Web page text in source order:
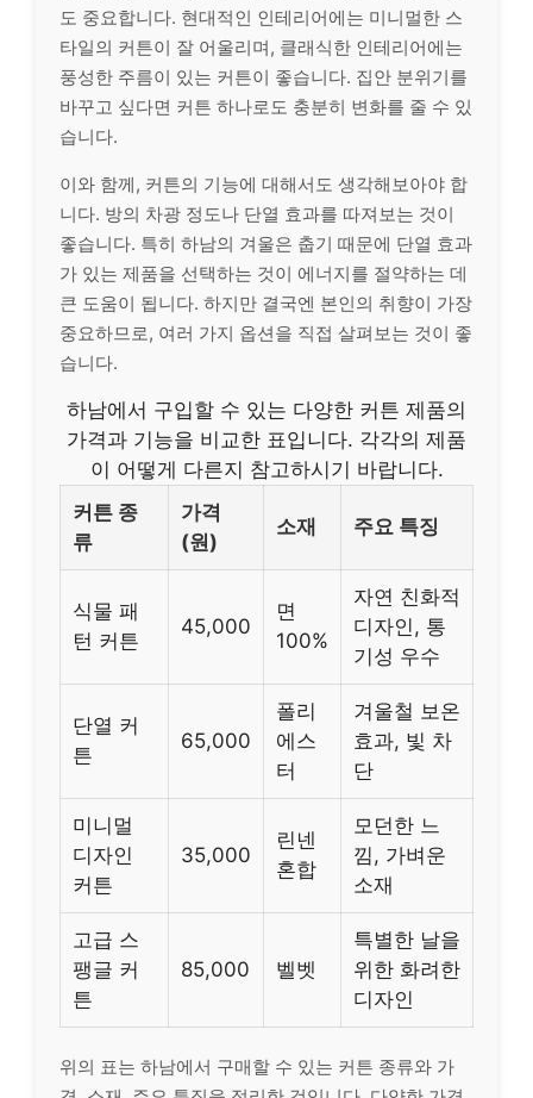
도 중요합니다. 현대적인 인테리어에는 미니멀한 스
타일의 커튼이 잘 어울리며, 클래식한 인테리어에는
풍성한 주름이 있는 커튼이 좋습니다. 집안 분위기를
바꾸고 싶다면 커튼 하나로도 충분히 변화를 줄 수 있
습니다.
이와 함께, 커튼의 기능에 대해서도 생각해보아야 합
니다. 방의 차광 정도나 단열 효과를 따져보는 것이
좋습니다. 특히 하남의 겨울은 춥기 때문에 단열 효과
가 있는 제품을 선택하는 것이 에너지를 절약하는 데
큰 도움이 됩니다. 하지만 결국엔 본인의 취향이 가장
중요하므로, 여러 가지 옵션을 직접 살펴보는 것이 좋
습니다.
하남에서 구입할 수 있는 다양한 커튼 제품의
가격과 기능을 비교한 표입니다. 각각의 제품
이 어떻게 다른지 참고하시기 바랍니다.
커튼 종
류
가격
(원)
소재 주요 특징
식물 패
턴 커튼
45,000
면
100%
자연 친화적
디자인, 통
기성 우수
단열 커
튼
65,000
폴리
에스
터
겨울철 보온
효과, 빛 차
단
미니멀
디자인
커튼
35,000
린넨
혼합
모던한 느
낌, 가벼운
소재
고급 스
팽글 커
튼
85,000 벨벳
특별한 날을
위한 화려한
디자인
위의 표는 하남에서 구매할 수 있는 커튼 종류와 가